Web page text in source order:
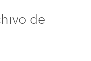
de